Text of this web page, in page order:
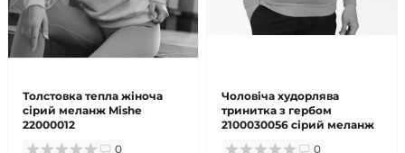
Толстовка тепла жіноча
сірий меланж Mishe
22000012
0
Чоловіча худорлява
тринитка з гербом
2100030056 сірий меланж
0